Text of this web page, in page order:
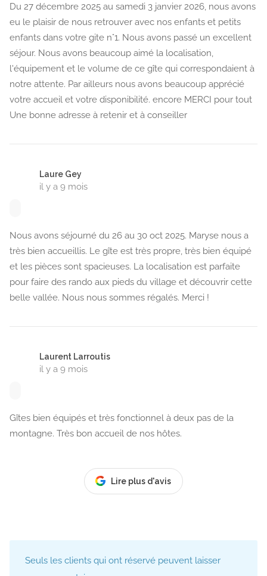
Du 27 décembre 2025 au samedi 3 janvier 2026, nous avons
eu le plaisir de nous retrouver avec nos enfants et petits
enfants dans votre gite n°1. Nous avons passé un excellent
séjour. Nous avons beaucoup aimé la localisation,
l'équipement et le volume de ce gîte qui correspondaient à
notre attente. Par ailleurs nous avons beaucoup apprécié
votre accueil et votre disponibilité. encore MERCI pour tout
Une bonne adresse à retenir et à conseiller
Laure Gey
il y a 9 mois
Nous avons séjourné du 26 au 30 oct 2025. Maryse nous a
très bien accueillis. Le gîte est très propre, très bien équipé
et les pièces sont spacieuses. La localisation est parfaite
pour faire des rando aux pieds du village et découvrir cette
belle vallée. Nous nous sommes régalés. Merci !
Laurent Larroutis
il y a 9 mois
Gîtes bien équipés et très fonctionnel à deux pas de la
montagne. Très bon accueil de nos hôtes.
Lire plus d'avis
Seuls les clients qui ont réservé peuvent laisser